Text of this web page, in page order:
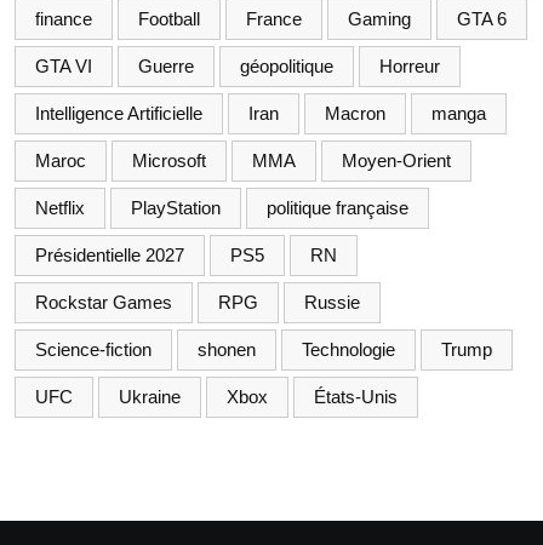
finance Football France Gaming GTA 6
GTA VI Guerre géopolitique Horreur
Intelligence Artificielle Iran Macron manga
Maroc Microsoft MMA Moyen-Orient
Netflix PlayStation politique française
Présidentielle 2027 PS5 RN
Rockstar Games RPG Russie
Science-fiction shonen Technologie Trump
UFC Ukraine Xbox États-Unis